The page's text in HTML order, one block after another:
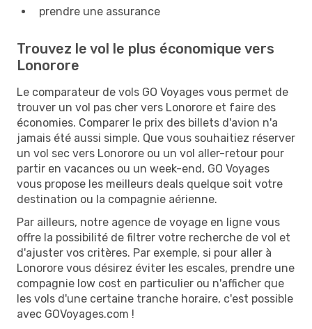
prendre une assurance
Trouvez le vol le plus économique vers
Lonorore
Le comparateur de vols GO Voyages vous permet de
trouver un vol pas cher vers Lonorore et faire des
économies. Comparer le prix des billets d'avion n'a
jamais été aussi simple. Que vous souhaitiez réserver
un vol sec vers Lonorore ou un vol aller-retour pour
partir en vacances ou un week-end, GO Voyages
vous propose les meilleurs deals quelque soit votre
destination ou la compagnie aérienne.
Par ailleurs, notre agence de voyage en ligne vous
offre la possibilité de filtrer votre recherche de vol et
d'ajuster vos critères. Par exemple, si pour aller à
Lonorore vous désirez éviter les escales, prendre une
compagnie low cost en particulier ou n'afficher que
les vols d'une certaine tranche horaire, c'est possible
avec GOVoyages.com !